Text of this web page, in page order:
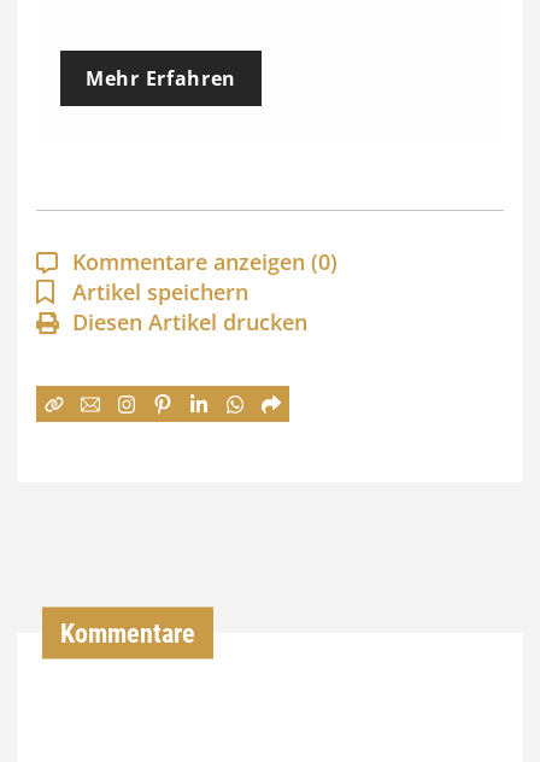
e
p
a
n
n
:
Mehr Erfahren
Kommentare anzeigen (0)
Artikel speichern
Diesen Artikel drucken
Kommentare